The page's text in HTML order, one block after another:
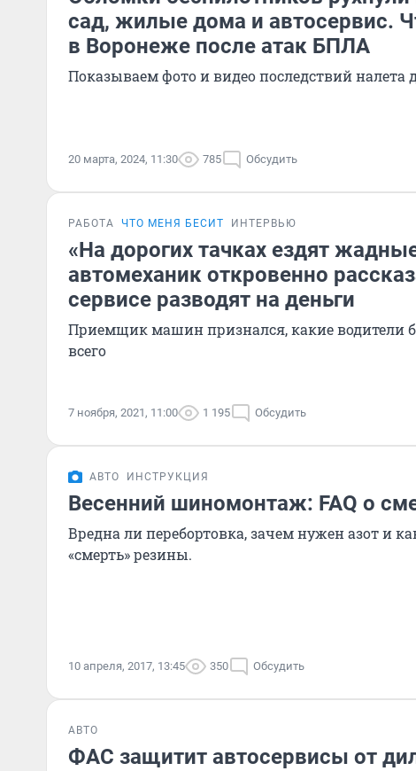
сад, жилые дома и автосервис.
в Воронеже после атак БПЛА
Показываем фото и видео последствий налета
20 марта, 2024, 11:30 785 Обсудить
РАБОТА ЧТО МЕНЯ БЕСИТ ИНТЕРВЬЮ
«На дорогих тачках ездят
автомеханик откровенно
сервисе разводят на деньги
Приемщик машин признался, какие водители
всего
7 ноября, 2021, 11:00 1 195 Обсудить
АВТО ИНСТРУКЦИЯ
Весенний шиномонтаж: FAQ о
Вредна ли перебортовка, зачем нужен азот и
«смерть» резины.
10 апреля, 2017, 13:45 350 Обсудить
АВТО
ФАС защитит автосервисы от